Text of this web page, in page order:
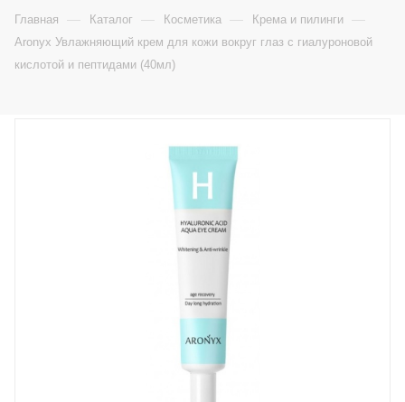
Главная — Каталог — Косметика — Крема и пилинги —
Aronyx Увлажняющий крем для кожи вокруг глаз с гиалуроновой
кислотой и пептидами (40мл)